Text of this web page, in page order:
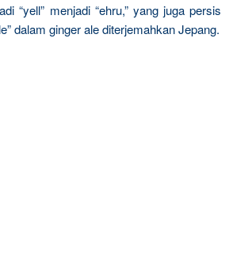
“yell” menjadi “ehru,” yang juga persis
dalam ginger ale diterjemahkan Jepang.